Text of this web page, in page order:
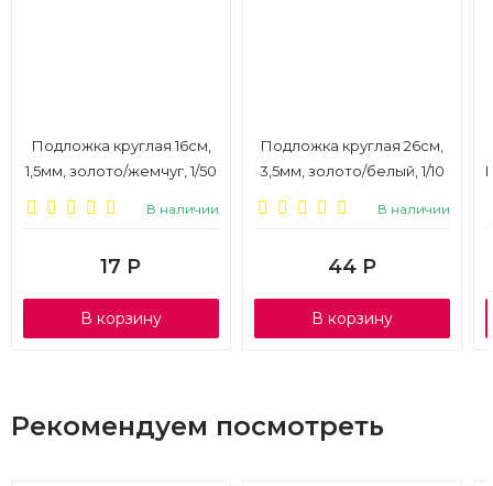
Подложка круглая 16см,
1,5мм, золото/жемчуг, 1/50
В наличии
17 Р
В корзину
Подложка круглая 26см,
3,5мм, золото/белый, 1/10
В наличии
44 Р
В корзину
Рекомендуем посмотреть